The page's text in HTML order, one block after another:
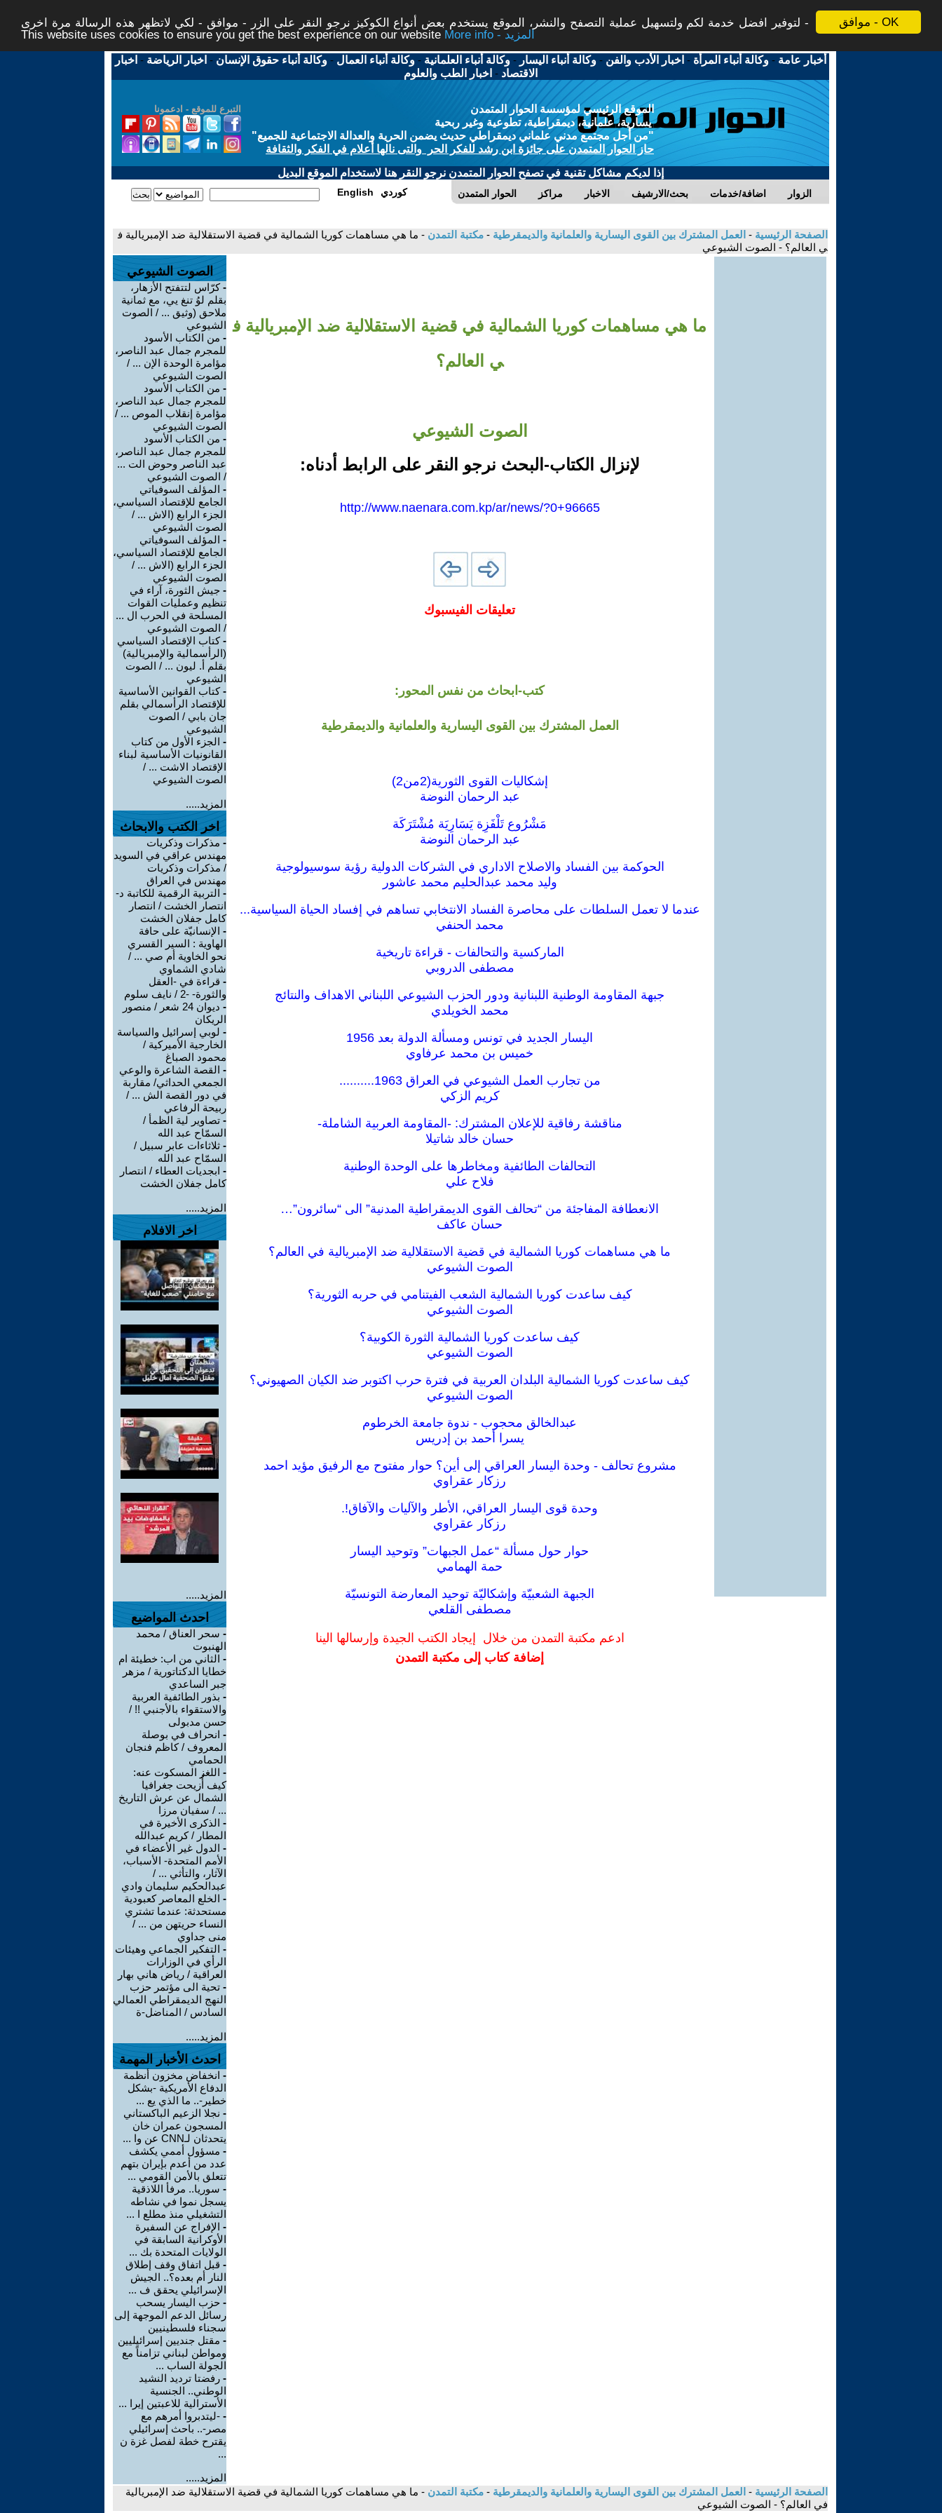
موافق - OK
لتوفير افضل خدمة لكم ولتسهيل عملية التصفح والنشر، الموقع يستخدم بعض أنواع الكوكيز نرجو النقر على الزر - موافق - لكي لاتظهر هذه الرسالة مرة اخرى -
This website uses cookies to ensure you get the best experience on our website
More info - المزيد
أخبار عامة -وكالة أنباء المرأة - اخبار الأدب والفن -وكالة أنباء اليسار -وكالة أنباء العلمانية -وكالة أنباء العمال -وكالة أنباء حقوق الإنسان - اخبار الرياضة - اخبار
الاقتصاد - اخبار الطب والعلوم
التبرع للموقع - ادعمونا
الموقع الرئيسي لمؤسسة الحوار المتمدن
يسارية، علمانية، ديمقراطية، تطوعية وغير ربحية
"من أجل مجتمع مدني علماني ديمقراطي حديث يضمن الحرية والعدالة الاجتماعية للجميع"
حاز الحوار المتمدن على جائزة ابن رشد للفكر الحر والتى نالها أعلام في الفكر والثقافة
إذا لديكم مشاكل تقنية في تصفح الحوار المتمدن نرجو النقر هنا لاستخدام الموقع البديل
الحوار المتمدن مراكز الاخبار بحث/الارشيف اضافة/خدمات الزوار English كوردي
الصفحة الرئيسية - العمل المشترك بين القوى اليسارية والعلمانية والديمقرطية - مكتبة التمدن - ما هي مساهمات كوريا الشمالية في قضية الاستقلالية ضد الإمبريالية ف
ي العالم؟ - الصوت الشيوعي
ما هي مساهمات كوريا الشمالية في قضية الاستقلالية ضد الإمبريالية ف
ي العالم؟
الصوت الشيوعي
لإنزال الكتاب-البحث نرجو النقر على الرابط أدناه:
http://www.naenara.com.kp/ar/news/?0+96665
تعليقات الفيسبوك
كتب-ابحاث من نفس المحور:
العمل المشترك بين القوى اليسارية والعلمانية والديمقرطية
إشكاليات القوى الثورية(2من2)
عبد الرحمان النوضة
مَشْرُوع تَلْفَزِة يَسَارِيَة مُشْتَرَكَة
عبد الرحمان النوضة
الحوكمة بين الفساد والاصلاح الاداري في الشركات الدولية رؤية سوسيولوجية
وليد محمد عبدالحليم محمد عاشور
عندما لا تعمل السلطات على محاصرة الفساد الانتخابي تساهم في إفساد الحياة السياسية...
محمد الحنفي
الماركسية والتحالفات - قراءة تاريخية
مصطفى الدروبي
جبهة المقاومة الوطنية اللبنانية ودور الحزب الشيوعي اللبناني الاهداف والنتائج
محمد الخويلدي
اليسار الجديد في تونس ومسألة الدولة بعد 1956
خميس بن محمد عرفاوي
من تجارب العمل الشيوعي في العراق 1963..........
كريم الزكي
مناقشة رفاقية للإعلان المشترك: -المقاومة العربية الشاملة-
حسان خالد شاتيلا
التحالفات الطائفية ومخاطرها على الوحدة الوطنية
فلاح علي
الانعطافة المفاجئة من “تحالف القوى الديمقراطية المدنية” الى “سائرون”…
حسان عاكف
ما هي مساهمات كوريا الشمالية في قضية الاستقلالية ضد الإمبريالية في العالم؟
الصوت الشيوعي
كيف ساعدت كوريا الشمالية الشعب الفيتنامي في حربه الثورية؟
الصوت الشيوعي
كيف ساعدت كوريا الشمالية الثورة الكوبية؟
الصوت الشيوعي
كيف ساعدت كوريا الشمالية البلدان العربية في فترة حرب اكتوبر ضد الكيان الصهيوني؟
الصوت الشيوعي
عبدالخالق محجوب - ندوة جامعة الخرطوم
يسرا أحمد بن إدريس
مشروع تحالف - وحدة اليسار العراقي إلى أين؟ حوار مفتوح مع الرفيق مؤيد احمد
رزكار عقراوي
وحدة قوى اليسار العراقي، الأطر والآليات والآفاق!.
رزكار عقراوي
حوار حول مسألة “عمل الجبهات” وتوحيد اليسار
حمة الهمامي
الجبهة الشعبيّة وإشكاليّة توحيد المعارضة التونسيّة
مصطفى القلعي
ادعم مكتبة التمدن من خلال إيجاد الكتب الجيدة وإرسالها الينا
إضافة كتاب إلى مكتبة التمدن
الصوت الشيوعي
-كرّاس لتتفتح الأزهار،
بقلم لوُ تنغ يي، مع ثمانية
ملاحق (وثيق ... / الصوت
الشيوعي
- من الكتاب الأسود
للمجرم جمال عبد الناصر،
مؤامرة الوحدة الإن ... /
الصوت الشيوعي
- من الكتاب الأسود
للمجرم جمال عبد الناصر،
مؤامرة إنقلاب الموص ... /
الصوت الشيوعي
- من الكتاب الأسود
للمجرم جمال عبد الناصر،
عبد الناصر وحوض الت ...
/ الصوت الشيوعي
- المؤلف السوفياتي
الجامع للإقتصاد السياسي،
الجزء الرابع (الاش ... /
الصوت الشيوعي
- المؤلف السوفياتي
الجامع للإقتصاد السياسي،
الجزء الرابع (الاش ... /
الصوت الشيوعي
- جيش الثورة، آراء في
تنظيم وعمليات القوات
المسلحة في الحرب ال ...
/ الصوت الشيوعي
-كتاب الإقتصاد السياسي
(الرأسمالية والإمبريالية)
بقلم أ. ليون ... / الصوت
الشيوعي
-كتاب القوانين الأساسية
للإقتصاد الرأسمالي بقلم
جان بابي / الصوت
الشيوعي
- الجزء الأول من كتاب
القانونيات الأساسية لبناء
الإقتصاد الاشت ... /
الصوت الشيوعي
المزيد.....
اخر الكتب والابحاث
- مذكرات وذكريات
مهندس عراقي في السويد
/ مذكرات وذكريات
مهندس في العراق
- التربية الرقمية للكاتبة د-
انتصار الخشت / انتصار
كامل جفلان الخشت
- الإنسانيّة على حافة
الهاوية : السير القسري
نحو الخاوية أم صي ... /
شادي الشماوي
- قراءة في -العقل
والثورة- -2 / نايف سلوم
-
ديوان 24 شعر / منصور
الريكان
- لوبي إسرائيل والسياسة
الخارجية الأميركية /
محمود الصباغ
- القصة الشاعرة والوعي
الجمعي الحداثي/ مقاربة
في دور القصة الش ... /
ربيحة الرفاعي
- تصاوير لية الظمأ /
السمّاح عبد الله
- ثلاثاءات عابر سبيل /
السمّاح عبد الله
- ابجديات العطاء / انتصار
كامل جفلان الخشت
المزيد.....
اخر الافلام
المزيد.....
احدث المواضيع
- سحر العناق / محمد
الهنبوت
- الثاني من اب: خطيئة ام
خطايا الدكتاتورية / مزهر
جبر الساعدي
- بذور الطائفية العربية
والاستقواء بالأجنبي !! /
حسن مدبولى
- انحراف في بوصلة
المعروف / كاظم فنجان
الحمامي
- اللغز المسكوت عنه:
كيف أُزيحت جغرافيا
الشمال عن عرش التاريخ
... / سفيان مرزا
- الذكرى الأخيرة في
المطار / كريم عبدالله
- الدول غير الأعضاء في
الأمم المتحدة- الأسباب،
الآثار، والتأثي ... /
عبدالحكيم سليمان وادي
- الخلع المعاصر كعبودية
مستحدثة: عندما تشتري
النساء حريتهن من ... /
منى جداوي
- التفكير الجماعي وهيئات
الرأي في الوزارات
العراقية / رياض هاني بهار
- تحية الى مؤتمر حزب
النهج الديمقراطي العمالي
السادس / المناضل-ة
المزيد.....
احدث الأخبار المهمة
- انخفاض مخزون أنظمة
الدفاع الأمريكية -بشكل
خطير-.. ما الذي يع ...
- نجلا الزعيم الباكستاني
المسجون عمران خان
يتحدثان لـCNN عن وا ...
- مسؤول أممي يكشف
عدد من أعدم بإيران بتهم
تتعلق بالأمن القومي ...
- سوريا.. مرفأ اللاذقية
يسجل نموا في نشاطه
التشغيلي منذ مطلع ا ...
- الإفراج عن السفيرة
الأوكرانية السابقة في
الولايات المتحدة بك ...
- قبل اتفاق وقف إطلاق
النار أم بعده؟.. الجيش
الإسرائيلي يحقق ف ...
- حزب اليسار يسحب
رسائل الدعم الموجهة إلى
سجناء فلسطينيين
- مقتل جنديين إسرائيليين
ومواطن لبناني تزامناً مع
الجولة الساب ...
- رفضتا ترديد النشيد
الوطني.. الجنسية
الأسترالية للاعبتين إيرا ...
- -ليتدبروا أمرهم مع
مصر-.. باحث إسرائيلي
يقترح خطة لفصل غزة ن
...
المزيد.....
الصفحة الرئيسية - العمل المشترك بين القوى اليسارية والعلمانية والديمقرطية - مكتبة التمدن - ما هي مساهمات كوريا الشمالية في قضية الاستقلالية ضد الإمبريالية
في العالم؟ - الصوت الشيوعي